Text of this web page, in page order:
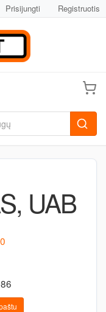
Prisijungti Registruotis
UAB